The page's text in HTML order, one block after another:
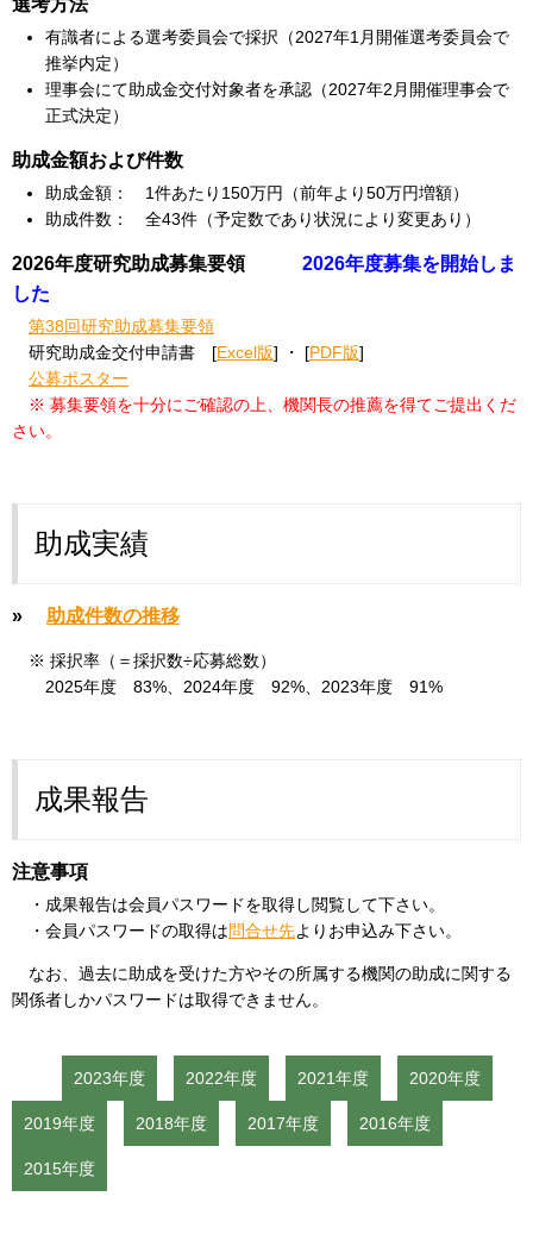
有識者による選考委員会で採択（2027年1月開催選考委員会で
推挙内定）
理事会にて助成金交付対象者を承認（2027年2月開催理事会で
正式決定）
助成金額および件数
助成金額： 1件あたり150万円（前年より50万円増額）
助成件数： 全43件（予定数であり状況により変更あり）
2026年度研究助成募集要領 2026年度募集を開始しま
した
第38回研究助成募集要領
研究助成金交付申請書 [Excel版] ・ [PDF版]
公募ポスター
※ 募集要領を十分にご確認の上、機関長の推薦を得てご提出くだ
さい。
助成実績
» 助成件数の推移
※ 採択率（＝採択数÷応募総数）
2025年度 83%、2024年度 92%、2023年度 91%
成果報告
注意事項
・成果報告は会員パスワードを取得し閲覧して下さい。
・会員パスワードの取得は問合せ先よりお申込み下さい。
なお、過去に助成を受けた方やその所属する機関の助成に関する
関係者しかパスワードは取得できません。
2023年度 2022年度 2021年度 2020年度
2019年度 2018年度 2017年度 2016年度
2015年度